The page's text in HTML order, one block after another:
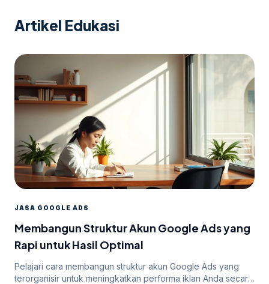
Artikel Edukasi
JASA GOOGLE ADS
Membangun Struktur Akun Google Ads yang
Rapi untuk Hasil Optimal
Pelajari cara membangun struktur akun Google Ads yang
terorganisir untuk meningkatkan performa iklan Anda secara